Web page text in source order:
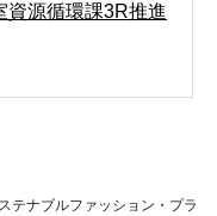
資源循環課3R推進
テナブルファッション・プラ